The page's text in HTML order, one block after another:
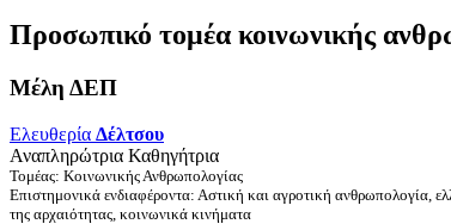
Προσωπικό τομέα κοινωνικής
Μέλη ΔΕΠ
Ελευθερία Δέλτσου
Αναπληρώτρια Καθηγήτρια
Τομέας: Κοινωνικής Ανθρωπολογίας
Επιστημονικά ενδιαφέροντα: Αστική και αγροτική ανθρωπολογία,
της αρχαιότητας, κοινωνικά κινήματα